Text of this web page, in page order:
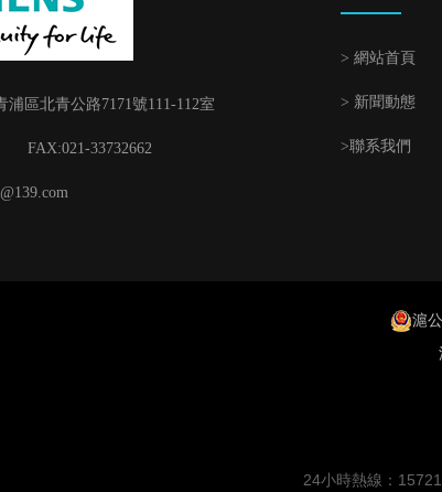
浦區北青公路7171號111-112室
FAX:021-33732662
@139.com
> 網站首頁
> 新聞動態
>聯系我們
滬
24小時熱線：